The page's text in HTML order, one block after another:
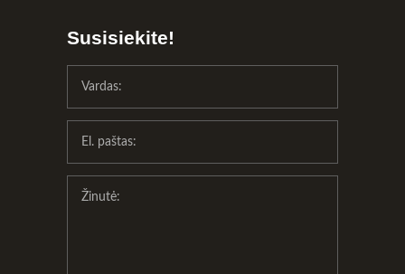
Susisiekite!